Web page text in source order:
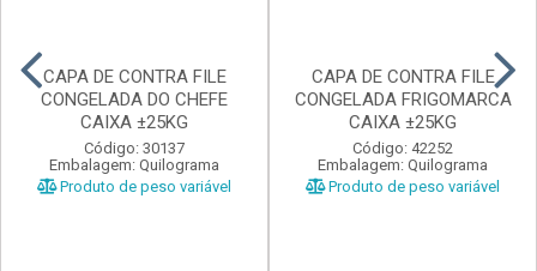
CAPA DE CONTRA FILE
CONGELADA DO CHEFE
CAIXA ±25KG
Código: 30137
Embalagem: Quilograma
Produto de peso variável
CAPA DE CONTRA FILE
CONGELADA FRIGOMARCA
CAIXA ±25KG
Código: 42252
Embalagem: Quilograma
Produto de peso variável